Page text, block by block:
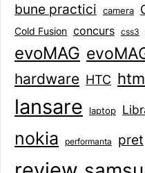
bune practici camera
Cold Fusion concurs css3
evoMAG
hardware HTC
lansare laptop
nokia performanta pret